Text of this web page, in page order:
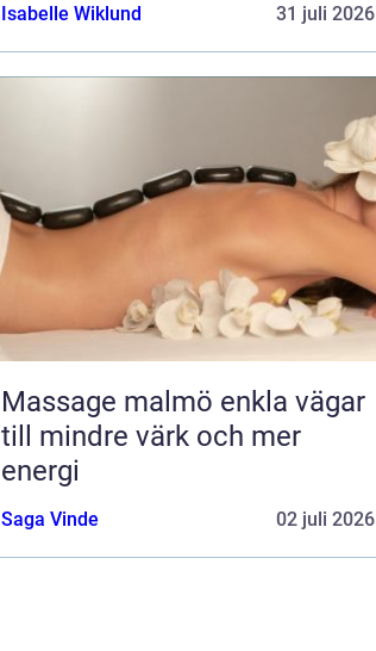
Isabelle Wiklund 31 juli 2026
Massage malmö enkla vägar
till mindre värk och mer
energi
Saga Vinde 02 juli 2026